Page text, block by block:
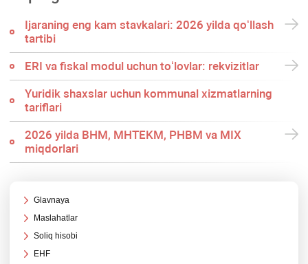
Ijaraning eng kam stavkalari: 2026 yilda qoʻllash
tartibi
ERI va fiskal modul uchun toʻlovlar: rekvizitlar
Yuridik shaхslar uchun kommunal хizmatlarning
tariflari
2026 yilda BHM, MHTEKM, PHBM va MIX
miqdorlari
Glavnaya
Maslahatlar
Soliq hisobi
EHF